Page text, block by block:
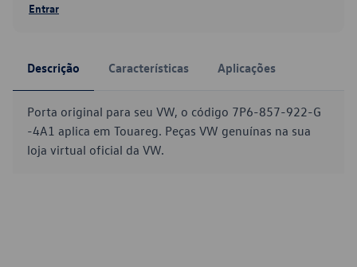
Entrar
Descrição Características Aplicações
Porta original para seu VW, o código 7P6-857-922-G
-4A1 aplica em Touareg. Peças VW genuínas na sua
loja virtual oficial da VW.